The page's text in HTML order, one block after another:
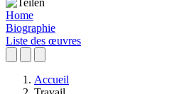
Home
Biographie
Liste des œuvres
Accueil